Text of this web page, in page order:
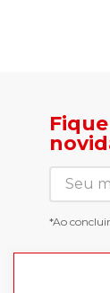
*Ao